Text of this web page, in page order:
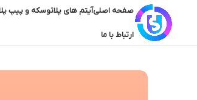
صفحه اصلیآیتم های پلاتوسکه و پیپ
ارتباط با ما